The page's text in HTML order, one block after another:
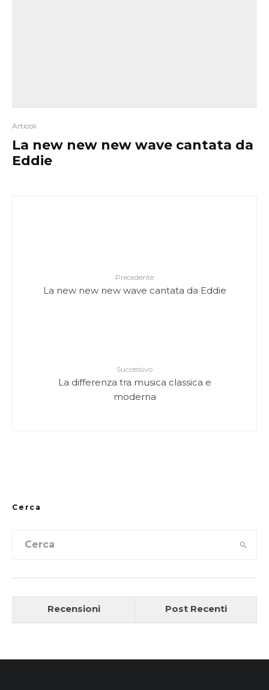
Articoli
La new new new wave cantata da
Eddie
Precedente
La new new new wave cantata da Eddie
Successivo
La differenza tra musica classica e
moderna
Cerca
Recensioni Post Recenti